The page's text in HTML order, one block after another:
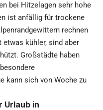
bei Hitzelagen sehr hohe
ist anfällig für trockene
rechnen
kühler, sind aber
Großstädte haben
kann sich von Woche zu
Urlaub in